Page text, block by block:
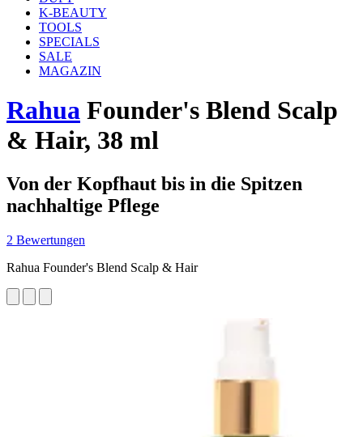
K-BEAUTY
TOOLS
SPECIALS
SALE
MAGAZIN
Rahua Founder's Blend Scalp
& Hair, 38 ml
Von der Kopfhaut bis in die Spitzen
nachhaltige Pflege
2 Bewertungen
Rahua Founder's Blend Scalp & Hair